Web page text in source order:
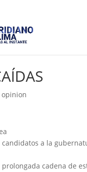
opinion
candidatos a la
prolongada cadena de